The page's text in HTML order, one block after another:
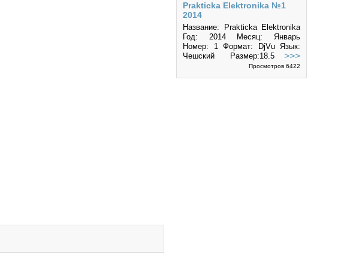
Prakticka Elektronika №1
2014
Название: Prakticka Elektronika
Год: 2014 Месяц: Январь
Номер: 1 Формат: DjVu Язык:
Чешский Размер:18.5 Мб
Популярный журнал чешских
>>>
Просмотров 6422